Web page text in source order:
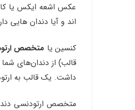
عکس اشعه ایکس یا
اند و آیا دندان هایی
کنسین یا متخصص
قالب) از دندان‌های
داشت. یک قالب به
متخصص ارتودنسی